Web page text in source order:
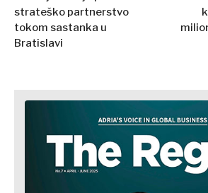
strateško partnerstvo
tokom sastanka u
Bratislavi